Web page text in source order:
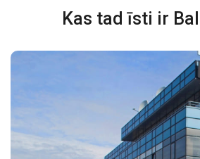
Kas tad īsti ir